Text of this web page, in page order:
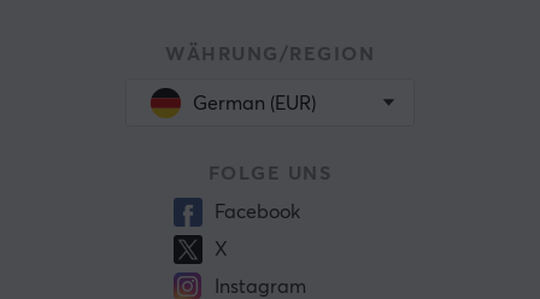
WÄHRUNG/REGION
German (EUR)
FOLGE UNS
Facebook
X
Instagram